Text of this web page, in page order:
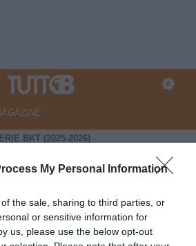
My Personal Information
the sale, sharing to third parties, or
or sensitive information for
us, please use the below opt-out
BKT (2025-2026)
Juve Stabia